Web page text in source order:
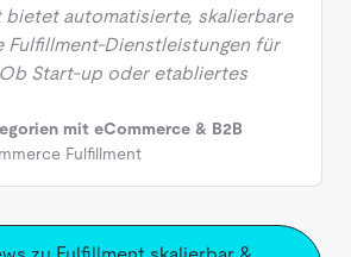
bietet automatisierte, skalierbare
Fulfillment-Dienstleistungen für
Start-up oder etabliertes
mit eCommerce & B2B
Fulfillment